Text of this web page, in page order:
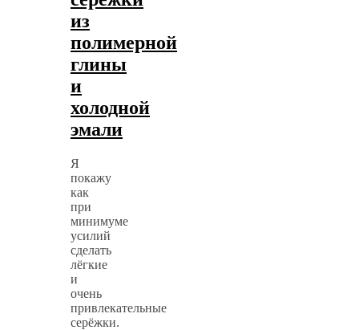
из
полимерной
глины
и
холодной
эмали
Я
покажу
как
при
минимуме
усилий
сделать
лёгкие
и
очень
привлекательные
серёжки.